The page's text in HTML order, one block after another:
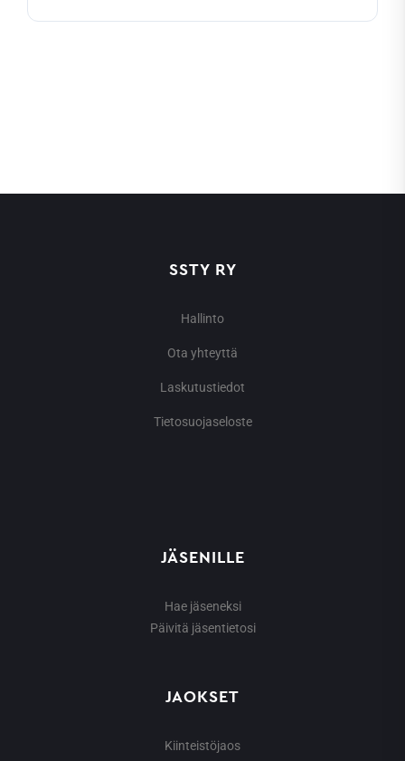
SSTY RY
Hallinto
Ota yhteyttä
Laskutustiedot
Tietosuojaseloste
JÄSENILLE
Hae jäseneksi
Päivitä jäsentietosi
JAOKSET
Kiinteistöjaos